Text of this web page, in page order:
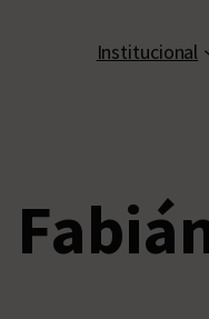
Institucional